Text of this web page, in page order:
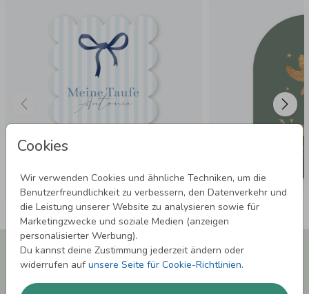
Cookies
Wir verwenden Cookies und ähnliche Techniken, um die
Benutzerfreundlichkeit zu verbessern, den Datenverkehr und
die Leistung unserer Website zu analysieren sowie für
Marketingzwecke und soziale Medien (anzeigen
personalisierter Werbung).
Du kannst deine Zustimmung jederzeit ändern oder
widerrufen aufunsere Seite für Cookie-Richtlinien.
Newsletter abonnieren und 5,00 € Rabatt**
sichern!
Melde Dich zu unserem Newsletter an und bleibe auf dem